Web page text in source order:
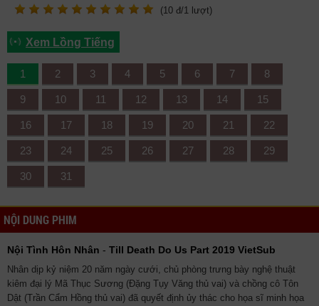
(10 đ/1 lượt)
Xem Lồng Tiếng
1 2 3 4 5 6 7 8
9 10 11 12 13 14 15
16 17 18 19 20 21 22
23 24 25 26 27 28 29
30 31
NỘI DUNG PHIM
Nội Tình Hôn Nhân - Till Death Do Us Part 2019 VietSub
Nhân dịp kỷ niệm 20 năm ngày cưới, chủ phòng trưng bày nghệ thuật
kiêm đại lý Mã Thục Sương (Đặng Tụy Văng thủ vai) và chồng cô Tôn
Dật (Trần Cẩm Hồng thủ vai) đã quyết định ủy thác cho họa sĩ minh họa